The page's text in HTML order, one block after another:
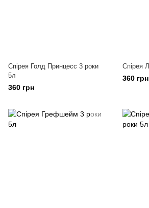
Спірея Голд Принцесс 3 роки
5л
360 грн
360 грн